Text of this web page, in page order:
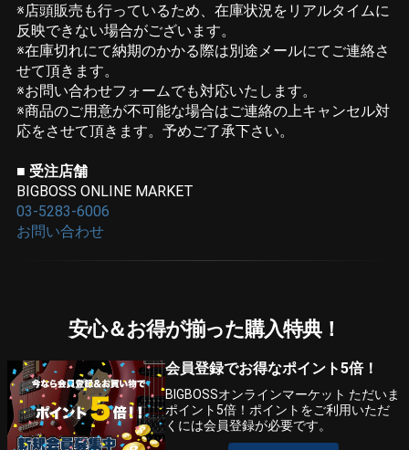
※店頭販売も行っているため、在庫状況をリアルタイムに
反映できない場合がございます。
※在庫切れにて納期のかかる際は別途メールにてご連絡さ
せて頂きます。
※お問い合わせフォームでも対応いたします。
※商品のご用意が不可能な場合はご連絡の上キャンセル対
応をさせて頂きます。予めご了承下さい。
■ 受注店舗
BIGBOSS ONLINE MARKET
03-5283-6006
お問い合わせ
安心＆お得が揃った購入特典！
会員登録でお得なポイント5倍！
BIGBOSSオンラインマーケット ただいま
ポイント5倍！ポイントをご利用いただ
くには会員登録が必要です。